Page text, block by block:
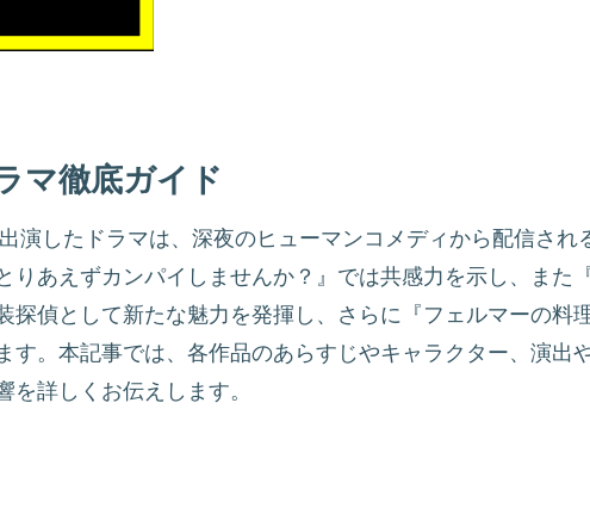
マ徹底ガイド
演したドラマは、深夜のヒューマンコメディから配信され
りあえずカンパイしませんか？』では共感力を示し、また
探偵として新たな魅力を発揮し、さらに『フェルマーの料
す。本記事では、各作品のあらすじやキャラクター、演出
詳しくお伝えします。